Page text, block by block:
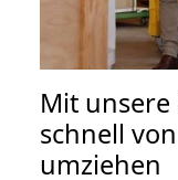
Mit
schnell
umziehen